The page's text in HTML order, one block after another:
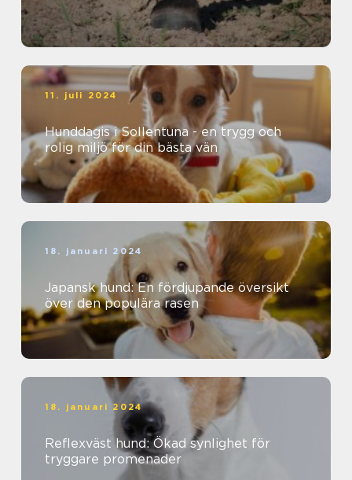
11. juli 2024
Hunddagis i Sollentuna - en trygg och
rolig miljö för din bästa vän
18. januari 2024
Japansk hund: En fördjupande översikt
över den populära rasen
18. januari 2024
Reflexväst hund: Ökad synlighet för
tryggare promenader